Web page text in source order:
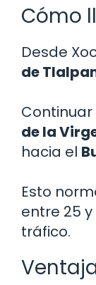
Cómo
Desde
de
de la
hacia el
Esto
entre 25
tráfico.